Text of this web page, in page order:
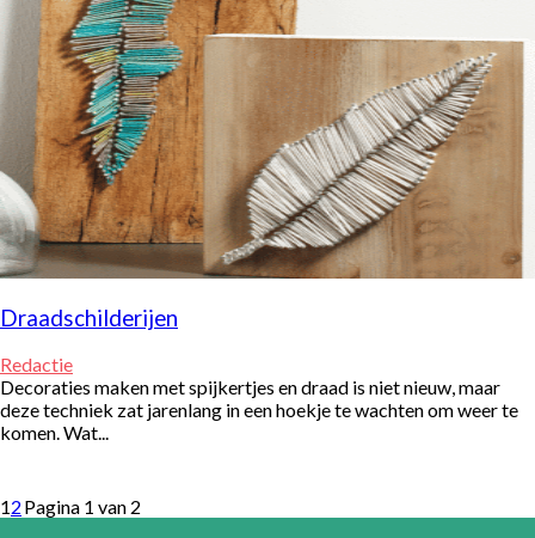
Draadschilderijen
Redactie
Decoraties maken met spijkertjes en draad is niet nieuw, maar
deze techniek zat jarenlang in een hoekje te wachten om weer te
komen. Wat...
12 Pagina 1 van 2